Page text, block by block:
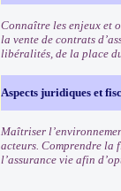
Connaître les enjeux et
la vente de contrats
libéralités, de la place
Aspects juridiques et
Maîtriser
acteurs. Comprendre la
l’assurance vie afin